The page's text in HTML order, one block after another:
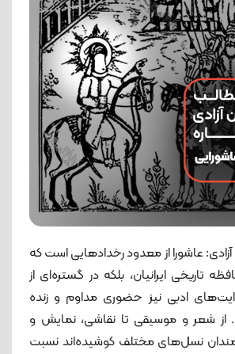
عاشورا از معدود رخدادهایی است که
تاریخی ایرانیان، بلکه در گستره‌ای از
ادبی نیز حضوری مداوم و زنده
از شعر و موسیقی تا نقاشی، نمایش و
نسل‌های مختلف کوشیده‌اند نسبت